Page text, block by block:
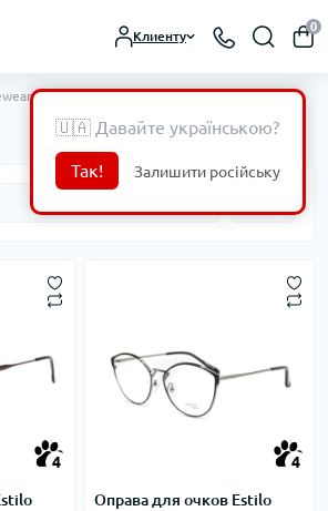
Клиенту
0
4
4 4
4
Оправа для очков Estilo
🇺🇦 Давайте українською?
Так! Залишити російську